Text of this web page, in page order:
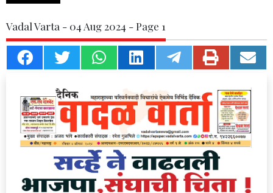
Vadal Varta - 04 Aug 2024 - Page 1